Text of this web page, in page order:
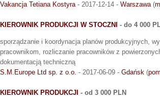
Vakancja Tetiana Kostyra- 2017-12-14 - Warszawa(
KIEROWNIK PRODUKCJI W STOCZNI - do 4 000
sporządzanie i koordynacja planów produkcyjnych,
pracownikom, rozliczanie pracowników z
dokumentacją techniczną
S.M.Europe Ltd sp. z o.o. - 2017-06-09 - Gdańsk (
KIEROWNIK PRODUKCJI - od 3 000 PLN